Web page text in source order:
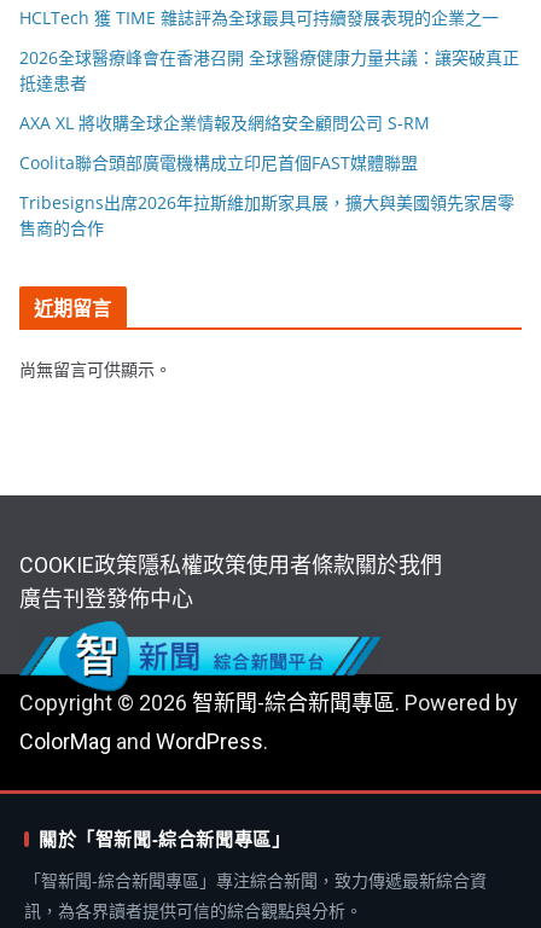
HCLTech 獲 TIME 雜誌評為全球最具可持續發展表現的企業之一
2026全球醫療峰會在香港召開 全球醫療健康力量共議：讓突破真正
抵達患者
AXA XL 將收購全球企業情報及網絡安全顧問公司 S-RM
Coolita聯合頭部廣電機構成立印尼首個FAST媒體聯盟
Tribesigns出席2026年拉斯維加斯家具展，擴大與美國領先家居零
售商的合作
近期留言
尚無留言可供顯示。
COOKIE政策隱私權政策使用者條款關於我們
廣告刊登發佈中心
Copyright © 2026 智新聞-綜合新聞專區. Powered by
ColorMag and WordPress.
關於「智新聞-綜合新聞專區」
「智新聞-綜合新聞專區」專注綜合新聞，致力傳遞最新綜合資
訊，為各界讀者提供可信的綜合觀點與分析。